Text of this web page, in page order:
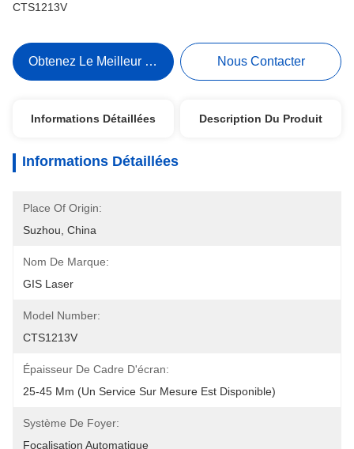
CTS1213V
Obtenez Le Meilleur Prix Nous Contacter
Informations Détaillées Description Du Produit
Informations Détaillées
Place Of Origin:
Suzhou, China
Nom De Marque:
GIS Laser
Model Number:
CTS1213V
Épaisseur De Cadre D'écran:
25-45 Mm (un Service Sur Mesure Est Disponible)
Système De Foyer:
Focalisation Automatique